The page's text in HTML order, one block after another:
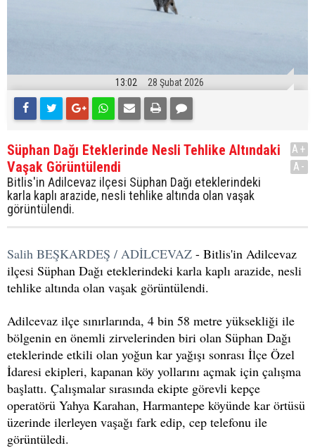
13:02 28 Şubat 2026
Süphan Dağı Eteklerinde Nesli Tehlike Altındaki
Vaşak Görüntülendi
Bitlis'in Adilcevaz ilçesi Süphan Dağı eteklerindeki
karla kaplı arazide, nesli tehlike altında olan vaşak
görüntülendi.
A+
A-
Salih BEŞKARDEŞ / ADİLCEVAZ - Bitlis'in Adilcevaz
ilçesi Süphan Dağı eteklerindeki karla kaplı arazide, nesli
tehlike altında olan vaşak görüntülendi.
Adilcevaz ilçe sınırlarında, 4 bin 58 metre yüksekliği ile
bölgenin en önemli zirvelerinden biri olan Süphan Dağı
eteklerinde etkili olan yoğun kar yağışı sonrası İlçe Özel
İdaresi ekipleri, kapanan köy yollarını açmak için çalışma
başlattı. Çalışmalar sırasında ekipte görevli kepçe
operatörü Yahya Karahan, Harmantepe köyünde kar örtüsü
üzerinde ilerleyen vaşağı fark edip, cep telefonu ile
görüntüledi.